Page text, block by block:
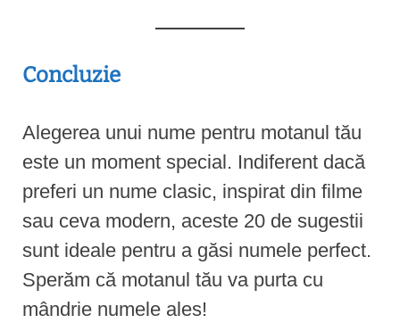
Concluzie
Alegerea unui nume pentru motanul tău
este un moment special. Indiferent dacă
preferi un nume clasic, inspirat din filme
sau ceva modern, aceste 20 de sugestii
sunt ideale pentru a găsi numele perfect.
Sperăm că motanul tău va purta cu
mândrie numele ales!